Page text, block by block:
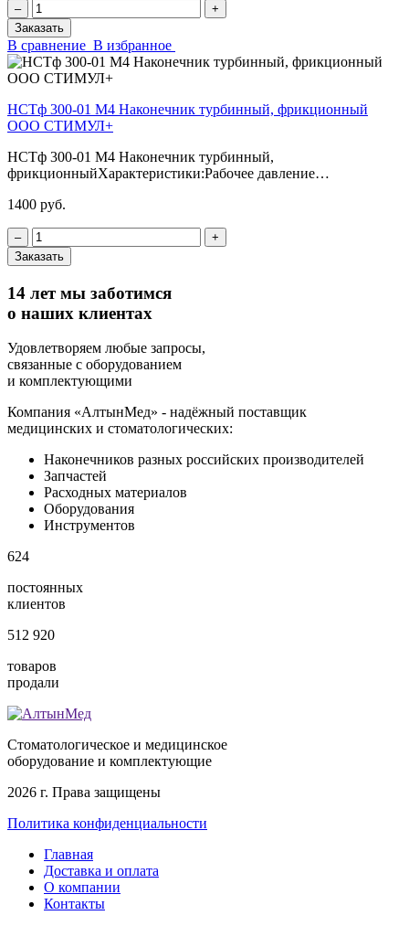
‒
+
Заказать
В сравнение В избранное
НСТф 300-01 М4 Наконечник турбинный, фрикционный
ООО СТИМУЛ+
НСТф 300-01 М4 Наконечник турбинный,
фрикционныйХарактеристики:Рабочее давление…
1400 руб.
‒
+
Заказать
14 лет мы заботимся
о наших клиентах
Удовлетворяем любые запросы,
связанные с оборудованием
и комплектующими
Компания «АлтынМед» - надёжный поставщик
медицинских и стоматологических:
Наконечников разных российских производителей
Запчастей
Расходных материалов
Оборудования
Инструментов
624
постоянных
клиентов
512 920
товаров
продали
Стоматологическое и медицинское
оборудование и комплектующие
2026 г. Права защищены
Политика конфиденциальности
Главная
Доставка и оплата
О компании
Контакты